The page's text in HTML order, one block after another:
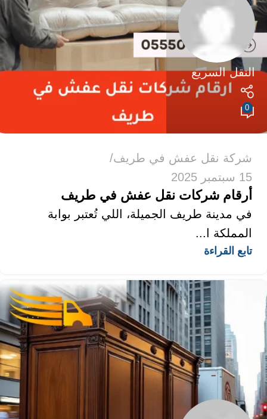
النقل السريع
0
شركة نقل عفش في طريف
15 سبتمبر 2025
أرقام شركات نقل عفش في طريف
في مدينة طريف الجميلة، اللي تُعتبر بوابة
المملكة ا...
تابع القراءة